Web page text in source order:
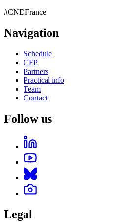
#CNDFrance
Navigation
Schedule
CFP
Partners
Practical info
Team
Contact
Follow us
Legal